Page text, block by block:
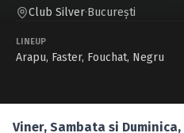
Club Silver·Bucureşti
LINEUP
Arapu, Faster, Fouchat, Negru
Viner, Sambata si